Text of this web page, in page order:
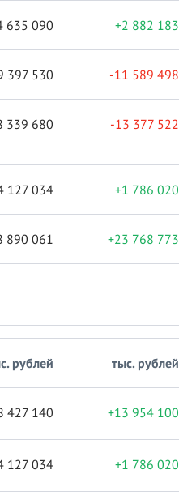
635 090 +2 882 183
397 530 -11 589 498
339 680 -13 377 522
127 034 +1 786 020
890 061 +23 768 773
рублей тыс. рублей
427 140 +13 954 100
127 034 +1 786 020